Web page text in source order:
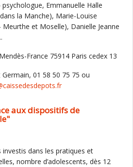
Emmanuelle Halle
la Manche), Marie-Louise
Meurthe et Moselle), Danielle Jeanne
France 75914 Paris cedex 13
01 58 50 75 75 ou
aux dispositifs de
dans les pratiques et
nombre d’adolescents, dès 12